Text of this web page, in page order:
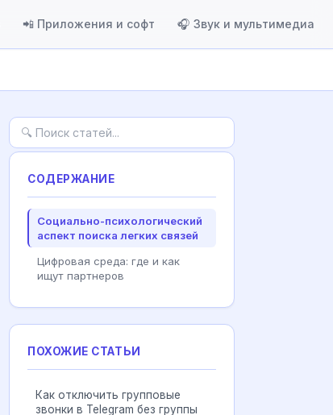
📲 Приложения и софт 🎧 Звук и мультимедиа
СОДЕРЖАНИЕ
Социально-психологический
аспект поиска легких связей
Цифровая среда: где и как
ищут партнеров
ПОХОЖИЕ СТАТЬИ
Как отключить групповые
звонки в Telegram без группы